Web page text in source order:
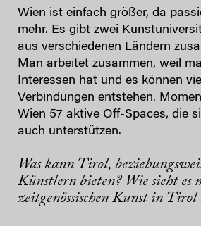
Wien ist einfach größer, da
mehr. Es gibt zwei
aus verschiedenen Ländern
Man arbeitet zusammen, weil
Interessen hat und es können
Verbindungen entstehen.
Wien 57 aktive Off-Spaces, die
auch unterstützen.
Was kann Tirol,
Künstlern bieten? Wie sieht es
zeitgenössischen Kunst in Tirol